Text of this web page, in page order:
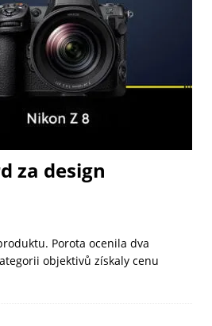
za design
Porota ocenila dva
objektivů získaly cenu